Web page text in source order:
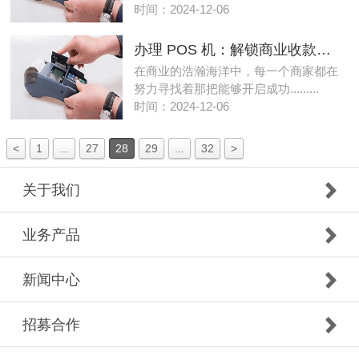
时间：2024-12-06
办理 POS 机：解锁商业收款新姿势
在商业的浩瀚海洋中，每一个商家都在
努力寻找着那把能够开启成功.........
时间：2024-12-06
< 1 27 28 29 32 >
关于我们
业务产品
新闻中心
招募合作